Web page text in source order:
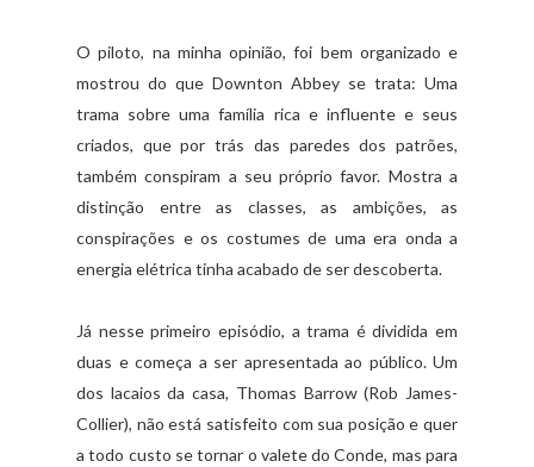
O piloto, na minha opinião, foi bem organizado e
mostrou do que Downton Abbey se trata: Uma
trama sobre uma família rica e influente e seus
criados, que por trás das paredes dos patrões,
também conspiram a seu próprio favor. Mostra a
distinção entre as classes, as ambições, as
conspirações e os costumes de uma era onda a
energia elétrica tinha acabado de ser descoberta.
Já nesse primeiro episódio, a trama é dividida em
duas e começa a ser apresentada ao público. Um
dos lacaios da casa, Thomas Barrow (Rob James-
Collier), não está satisfeito com sua posição e quer
a todo custo se tornar o valete do Conde, mas para